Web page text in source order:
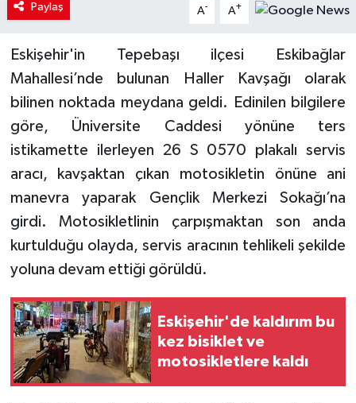
Paylaş A- A+
Eskişehir'in Tepebaşı ilçesi Eskibağlar
Mahallesi’nde bulunan Haller Kavşağı olarak
bilinen noktada meydana geldi. Edinilen bilgilere
göre, Üniversite Caddesi yönüne ters
istikamette ilerleyen 26 S 0570 plakalı servis
aracı, kavşaktan çıkan motosikletin önüne ani
manevra yaparak Gençlik Merkezi Sokağı’na
girdi. Motosikletlinin çarpışmaktan son anda
kurtulduğu olayda, servis aracının tehlikeli şekilde
yoluna devam ettiği görüldü.
Eskişehir'de kaldırım bu
kez bisiklet ve
motosikletlere kaldı